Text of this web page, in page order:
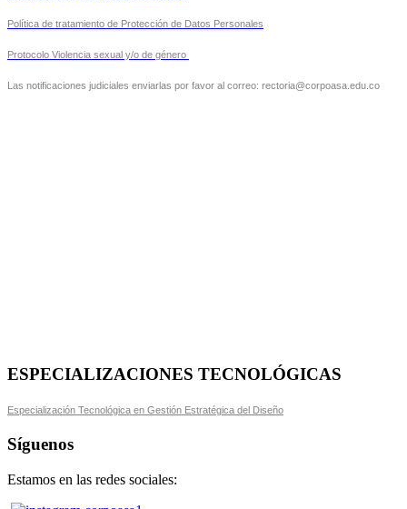
Política de tratamiento de Protección de Datos Personales
Protocolo Violencia sexual y/o de género
Las notificaciones judiciales enviarlas por favor al correo: rectoria@corpoasa.edu.co
ESPECIALIZACIONES TECNOLÓGICAS
Especialización Tecnológica en Gestión Estratégica del Diseño
Síguenos
Estamos en las redes sociales: